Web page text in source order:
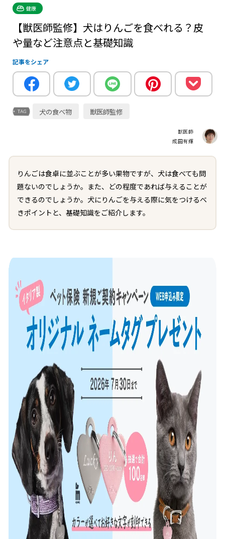
健康
【獣医師監修】犬はりんごを食べれる？皮
や量など注意点と基礎知識
記事をシェア
犬の食べ物 獣医師監修
獣医師
成田有輝
りんごは食卓に並ぶことが多い果物ですが、犬は食べても問
題ないのでしょうか。また、どの程度であれば与えることが
できるのでしょうか。犬にりんごを与える際に気をつけるべ
きポイントと、基礎知識をご紹介します。